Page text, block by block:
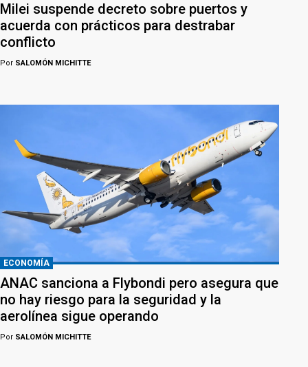
Milei suspende decreto sobre puertos y
acuerda con prácticos para destrabar
conflicto
Por SALOMÓN MICHITTE
ECONOMÍA
ANAC sanciona a Flybondi pero asegura que
no hay riesgo para la seguridad y la
aerolínea sigue operando
Por SALOMÓN MICHITTE